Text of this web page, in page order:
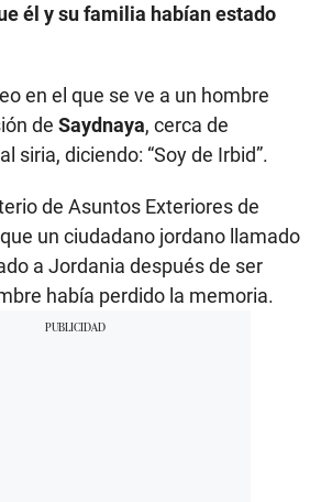
él y su familia habían estado
en el que se ve a un hombre
de Saydnaya, cerca de
siria, diciendo: “Soy de Irbid”.
de Asuntos Exteriores de
un ciudadano jordano llamado
a Jordania después de ser
había perdido la memoria.